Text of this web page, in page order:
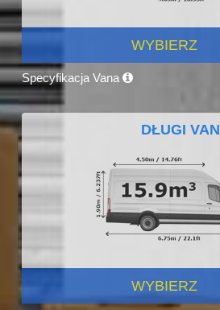
WYBIERZ
Specyfikacja Vana
DŁUGI VAN
WYBIERZ